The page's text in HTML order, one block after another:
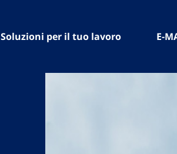
Soluzioni per il tuo lavoro E-